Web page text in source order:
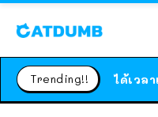
Trending!!